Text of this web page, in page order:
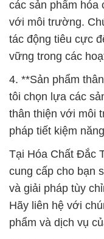
các sản phẩm hóa
với môi trường.
tác động tiêu cực
vững trong các
4. **Sản phẩm
tôi chọn lựa các
thân thiện với môi
pháp tiết kiệm
Tại Hóa Chất Đắc
cung cấp cho bạn
và giải pháp tùy
Hãy liên hệ với
phẩm và dịch vụ